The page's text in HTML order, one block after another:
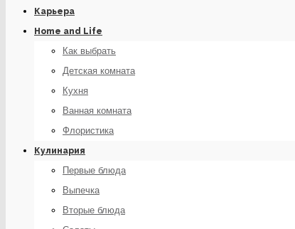
Карьера
Home and Life
Как выбрать
Детская комната
Кухня
Ванная комната
Флористика
Кулинария
Первые блюда
Выпечка
Вторые блюда